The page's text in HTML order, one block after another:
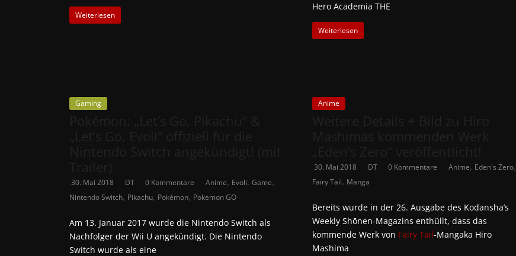
Weiterlesen
Hero Academia THE
Weiterlesen
Gaming
30. Mai 2018 DT 0 Kommentare Anime, Evoli, Game,
Nintendo Switch, Pikachu, Pokémon, Pokemon GO
Am 13. Januar 2017 wurde die Nintendo Switch als
Nachfolger der Wii U angekündigt. Die Nintendo
Switch wurde als eine
Anime
30. Mai 2018 DT 0 Kommentare Anime, Eden's Zero,
Fairy Tail, Manga
Bereits wurde in der 26. Ausgabe des Kodansha’s
Weekly Shōnen-Magazins enthüllt, dass das
kommende Werk von Fairy Tail-Mangaka Hiro
Mashima